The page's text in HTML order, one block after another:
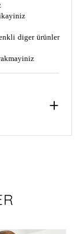
diger ürünler